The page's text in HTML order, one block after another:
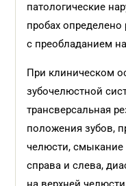
патологические
пробах определено
с преобладанием
При клиническом
зубочелюстной
транс­версальная
положения зубов,
челюсти, смыкание
справа и слева,